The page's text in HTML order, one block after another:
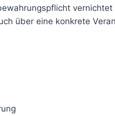
über eine konkrete